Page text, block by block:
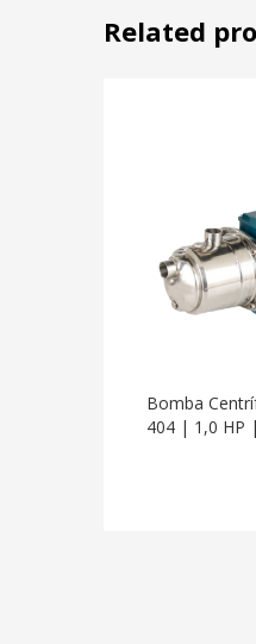
Related
Bomba
404 | 1,0 HP